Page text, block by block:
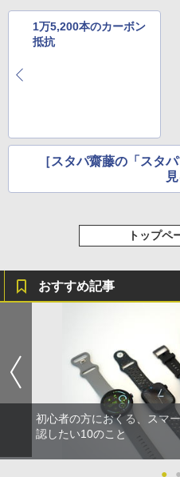
1万5,200本のカーボン
抵抗
［スタパ齋藤の「スタ
トップペ
おすすめ記事
初心者の方におくる、スマ
認したい10のこと
● ●